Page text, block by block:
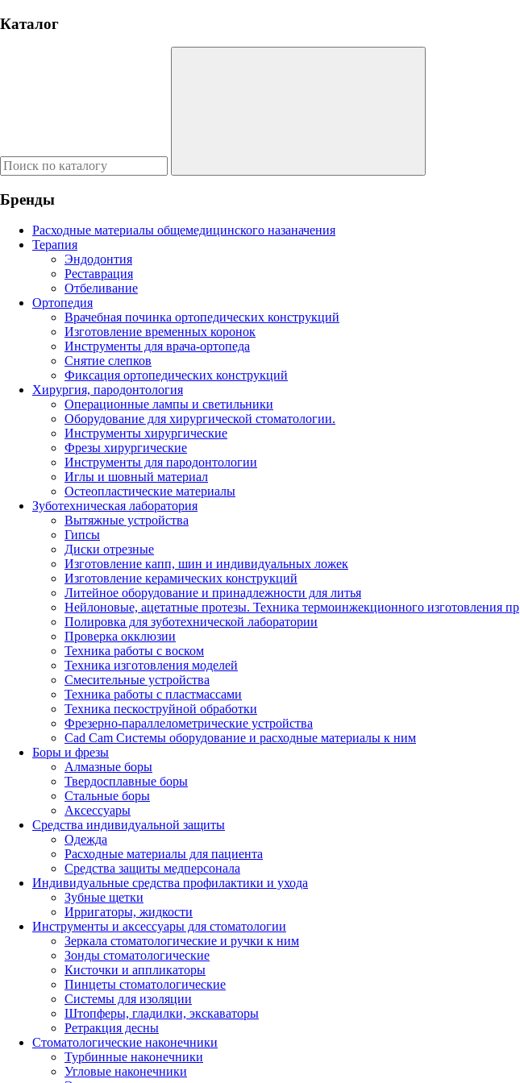
Каталог
Бренды
Расходные материалы общемедицинского назаначения
Терапия
Эндодонтия
Реставрация
Отбеливание
Ортопедия
Врачебная починка ортопедических конструкций
Изготовление временных коронок
Инструменты для врача-ортопеда
Снятие слепков
Фиксация ортопедических конструкций
Хирургия, пародонтология
Операционные лампы и светильники
Оборудование для хирургической стоматологии.
Инструменты хирургические
Фрезы хирургические
Инструменты для пародонтологии
Иглы и шовный материал
Остеопластические материалы
Зуботехническая лаборатория
Вытяжные устройства
Гипсы
Диски отрезные
Изготовление капп, шин и индивидуальных ложек
Изготовление керамических конструкций
Литейное оборудование и принадлежности для литья
Нейлоновые, ацетатные протезы. Техника термоинжекционного изготовления пр
Полировка для зуботехнической лаборатории
Проверка окклюзии
Техника работы с воском
Техника изготовления моделей
Смесительные устройства
Техника работы с пластмассами
Техника пескоструйной обработки
Фрезерно-параллелометрические устройства
Cad Cam Системы оборудование и расходные материалы к ним
Боры и фрезы
Алмазные боры
Твердосплавные боры
Стальные боры
Аксессуары
Средства индивидуальной защиты
Одежда
Расходные материалы для пациента
Средства защиты медперсонала
Индивидуальные средства профилактики и ухода
Зубные щетки
Ирригаторы, жидкости
Инструменты и аксессуары для стоматологии
Зеркала стоматологические и ручки к ним
Зонды стоматологические
Кисточки и аппликаторы
Пинцеты стоматологические
Системы для изоляции
Штопферы, гладилки, экскаваторы
Ретракция десны
Стоматологические наконечники
Турбинные наконечники
Угловые наконечники